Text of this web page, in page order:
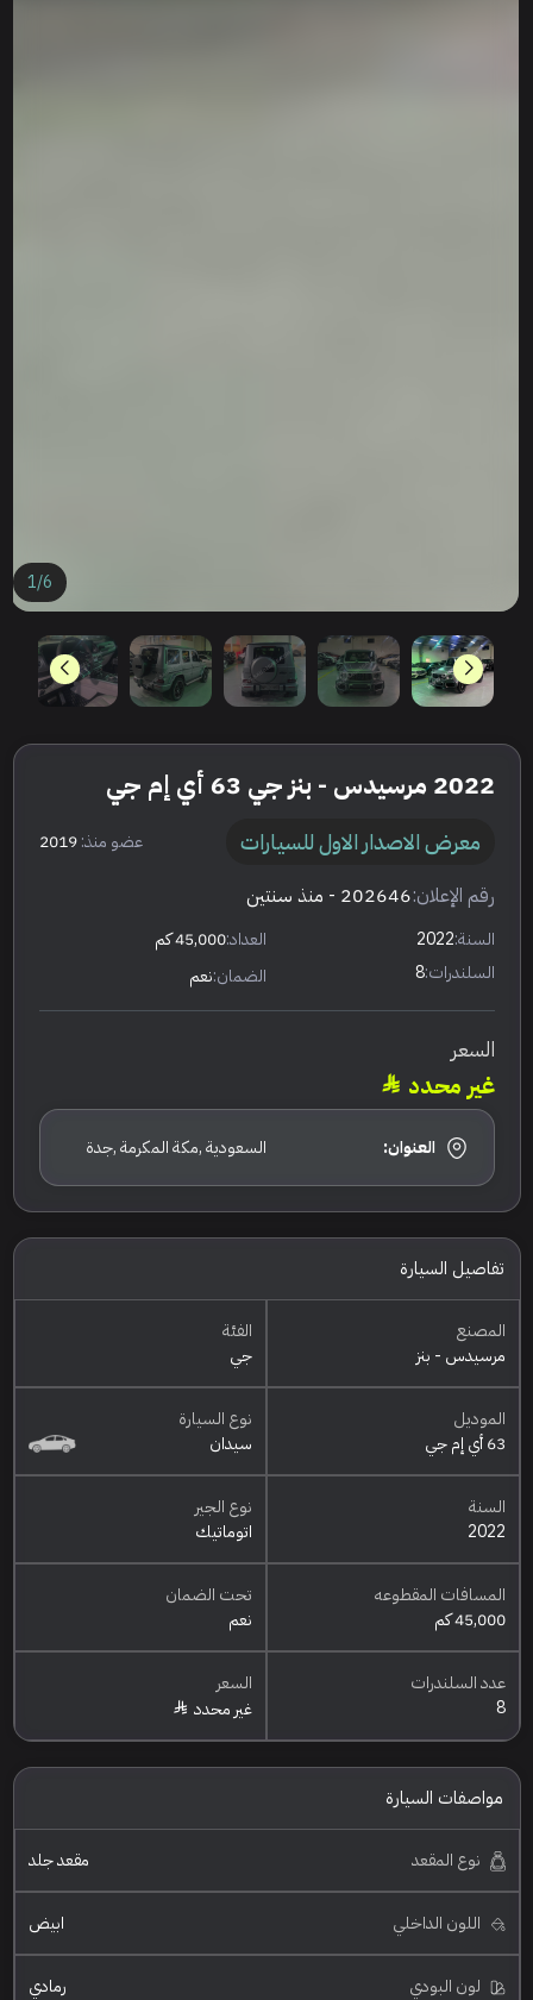
1/6
2022 مرسيدس - بنز جي 63 أي إم جي
معرض الاصدار الاول للسيارات عضو منذ:2019
رقم الإعلان:202646 - منذ سنتين
السنة:2022 العداد:45,000 كم
السلندرات:8 الضمان:نعم
السعر
غير محدد
العنوان: السعودية ,مكة المكرمة ,جدة
تفاصيل السيارة
المصنع
مرسيدس - بنز
الفئة
جي
الموديل
63 أي إم جي
نوع السيارة
سيدان
السنة
2022
نوع الجير
اتوماتيك
المسافات المقطوعه
45,000 كم
تحت الضمان
نعم
عدد السلندرات
8
السعر
غير محدد
مواصفات السيارة
نوع المقعد مقعد جلد
اللون الداخلي ابيض
لون البودي رمادي